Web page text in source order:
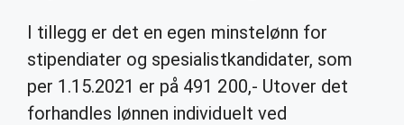
I tillegg er det en egen minstelønn for
stipendiater og spesialistkandidater, som
per 1.15.2021 er på 491 200,- Utover det
forhandles lønnen individuelt ved